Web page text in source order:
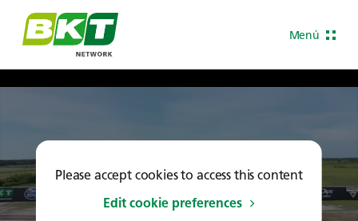
Menú
Please accept cookies to access this content
Edit cookie preferences